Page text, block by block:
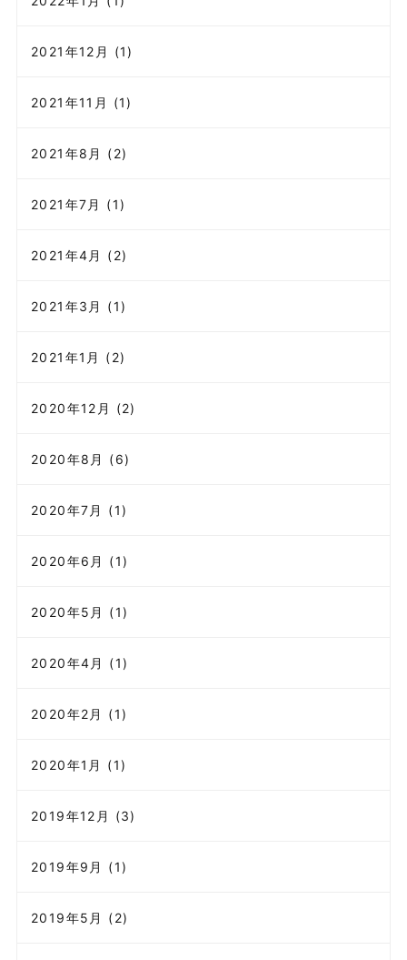
2021年12月 (1)
2021年11月 (1)
2021年8月 (2)
2021年7月 (1)
2021年4月 (2)
2021年3月 (1)
2021年1月 (2)
2020年12月 (2)
2020年8月 (6)
2020年7月 (1)
2020年6月 (1)
2020年5月 (1)
2020年4月 (1)
2020年2月 (1)
2020年1月 (1)
2019年12月 (3)
2019年9月 (1)
2019年5月 (2)